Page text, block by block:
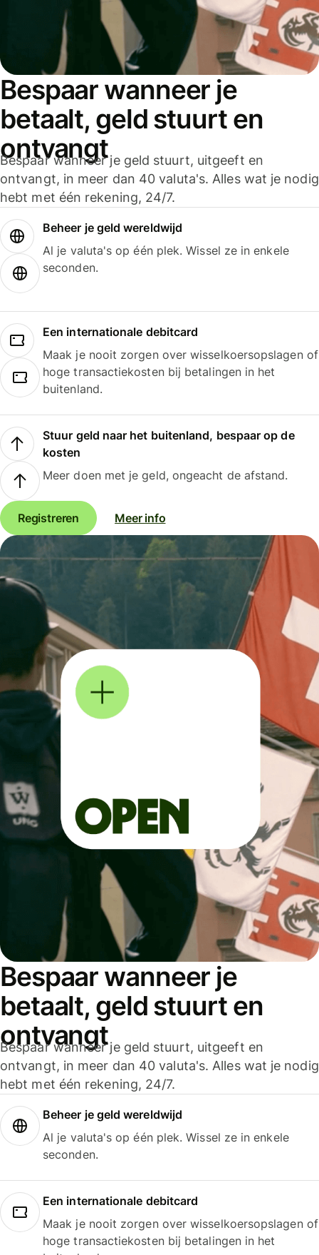
Bespaar wanneer je
betaalt, geld stuurt en
ontvangt
Bespaar wanneer je geld stuurt, uitgeeft en
ontvangt, in meer dan 40 valuta's. Alles wat je nodig
hebt met één rekening, 24/7.
Beheer je geld wereldwijd
Al je valuta's op één plek. Wissel ze in enkele
seconden.
Een internationale debitcard
Maak je nooit zorgen over wisselkoersopslagen of
hoge transactiekosten bij betalingen in het
buitenland.
Stuur geld naar het buitenland, bespaar op de
kosten
Meer doen met je geld, ongeacht de afstand.
Registreren Meer info
Bespaar wanneer je
betaalt, geld stuurt en
ontvangt
Bespaar wanneer je geld stuurt, uitgeeft en
ontvangt, in meer dan 40 valuta's. Alles wat je nodig
hebt met één rekening, 24/7.
Beheer je geld wereldwijd
Al je valuta's op één plek. Wissel ze in enkele
seconden.
Een internationale debitcard
Maak je nooit zorgen over wisselkoersopslagen of
hoge transactiekosten bij betalingen in het